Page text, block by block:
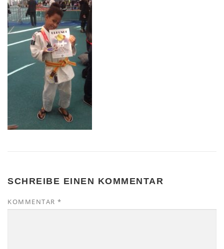
SCHREIBE EINEN KOMMENTAR
KOMMENTAR *